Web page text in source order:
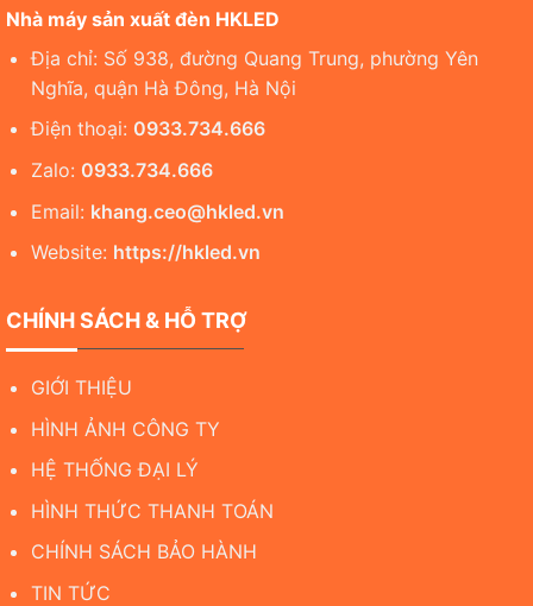
Nhà máy sản xuất đèn HKLED
Địa chỉ: Số 938, đường Quang Trung, phường Yên
Nghĩa, quận Hà Đông, Hà Nội
Điện thoại: 0933.734.666
Zalo: 0933.734.666
Email: khang.ceo@hkled.vn
Website: https://hkled.vn
CHÍNH SÁCH & HỖ TRỢ
GIỚI THIỆU
HÌNH ẢNH CÔNG TY
HỆ THỐNG ĐẠI LÝ
HÌNH THỨC THANH TOÁN
CHÍNH SÁCH BẢO HÀNH
TIN TỨC